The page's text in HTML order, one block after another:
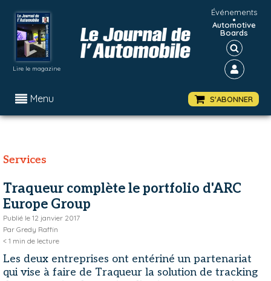
Lire le magazine
Événements
•
Automotive
Boards
Menu S'ABONNER
Services
Traqueur complète le portfolio d'ARC
Europe Group
Publié le 12 janvier 2017
Par Gredy Raffin
< 1 min de lecture
Les deux entreprises ont entériné un partenariat
qui vise à faire de Traqueur la solution de tracking